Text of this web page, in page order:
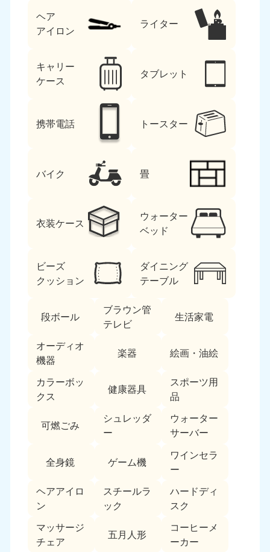
ヘア
アイロン
ライター
キャリー
ケース
タブレット
携帯電話 トースター
バイク 畳
衣装ケース
ウォーター
ベッド
ビーズ
クッション
ダイニング
テーブル
段ボール
ブラウン管
テレビ
生活家電
オーディオ
機器
楽器 絵画・油絵
カラーボッ
クス
健康器具
スポーツ用
品
可燃ごみ
シュレッダ
ー
ウォーター
サーバー
全身鏡 ゲーム機
ワインセラ
ー
ヘアアイロ
ン
スチールラ
ック
ハードディ
スク
マッサージ
チェア
五月人形
コーヒーメ
ーカー
北海道・東北
050-1881-5277
9:00〜19:00 年中無休
050-1881-5276
9:00〜19:00 年中無休
岩手県
9:00〜19:00 年中無休 9:00〜19:00 年中無休
050-1881-5273
9:00〜19:00 年中無休
050-1881-5272
9:00〜19:00 年中無休